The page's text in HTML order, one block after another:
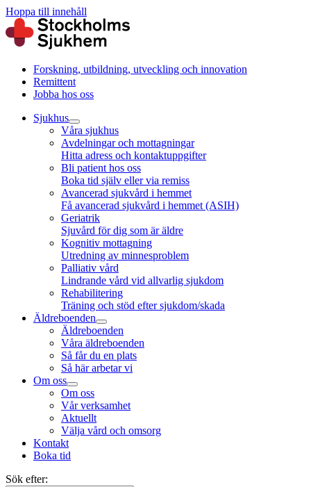
Hoppa till innehåll
Forskning, utbildning, utveckling och innovation
Remittent
Jobba hos oss
Sjukhus
Våra sjukhus
Avdelningar och mottagningar
Hitta adress och kontaktuppgifter
Bli patient hos oss
Boka tid själv eller via remiss
Avancerad sjukvård i hemmet
Få avancerad sjukvård i hemmet (ASIH)
Geriatrik
Sjuvård för dig som är äldre
Kognitiv mottagning
Utredning av minnesproblem
Palliativ vård
Lindrande vård vid allvarlig sjukdom
Rehabilitering
Träning och stöd efter sjukdom/skada
Äldreboenden
Äldreboenden
Våra äldreboenden
Så får du en plats
Så här arbetar vi
Om oss
Om oss
Vår verksamhet
Aktuellt
Välja vård och omsorg
Kontakt
Boka tid
Sök efter: